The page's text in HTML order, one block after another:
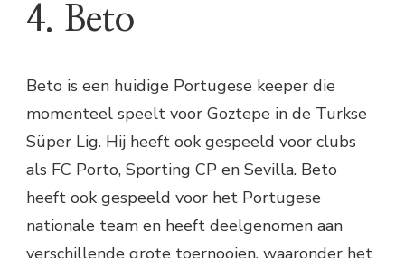
4. Beto
Beto is een huidige Portugese keeper die
momenteel speelt voor Goztepe in de Turkse
Süper Lig. Hij heeft ook gespeeld voor clubs
als FC Porto, Sporting CP en Sevilla. Beto
heeft ook gespeeld voor het Portugese
nationale team en heeft deelgenomen aan
verschillende grote toernooien, waaronder het